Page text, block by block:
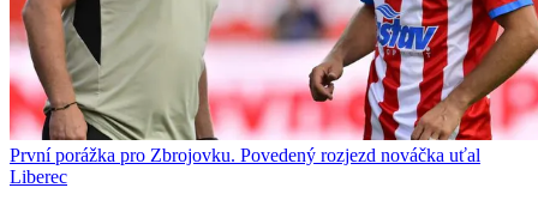
První porážka pro Zbrojovku. Povedený rozjezd nováčka uťal
Liberec